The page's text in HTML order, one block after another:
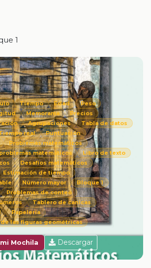
1
Tiempo Edad
Peso
Memorama
Precios
Agrupaciones
Tabla de datos
real
Puntuación
Problemas matemáticos
matemáticos
Libro de texto
Desafíos matemáticos
Estimación de tiempo
Número mayor
Bloque 1
Problemas de conteo
Tablero de canicas
Papelería
las figuras geométricas
Mochila Descargar